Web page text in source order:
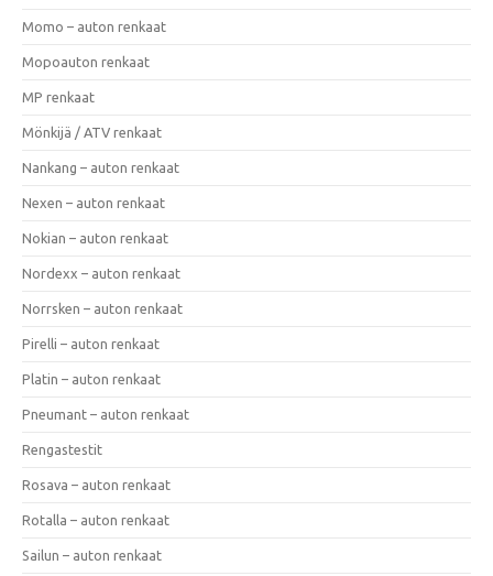
Momo – auton renkaat
Mopoauton renkaat
MP renkaat
Mönkijä / ATV renkaat
Nankang – auton renkaat
Nexen – auton renkaat
Nokian – auton renkaat
Nordexx – auton renkaat
Norrsken – auton renkaat
Pirelli – auton renkaat
Platin – auton renkaat
Pneumant – auton renkaat
Rengastestit
Rosava – auton renkaat
Rotalla – auton renkaat
Sailun – auton renkaat